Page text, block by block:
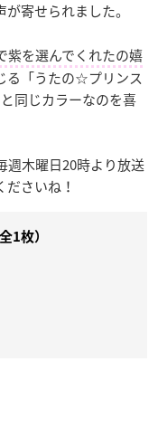
が寄せられました。
紫を選んでくれたの嬉
る「うたの☆プリンス
同じカラーなのを喜
週木曜日20時より放送
さいね！
1枚）